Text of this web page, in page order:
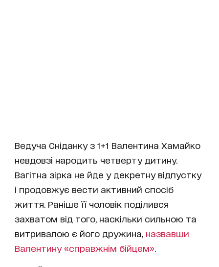
Ведуча Сніданку з 1+1 Валентина Хамайко
невдовзі народить четверту дитину.
Вагітна зірка не йде у декретну відпустку
і продовжує вести активний спосіб
життя. Раніше її чоловік поділився
захватом від того, наскільки сильною та
витривалою є його дружина, назвавши
Валентину «справжнім бійцем»